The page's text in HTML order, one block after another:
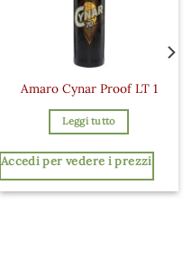
Amaro Cynar Proof LT 1
Leggi tutto
Accedi per vedere i prezzi